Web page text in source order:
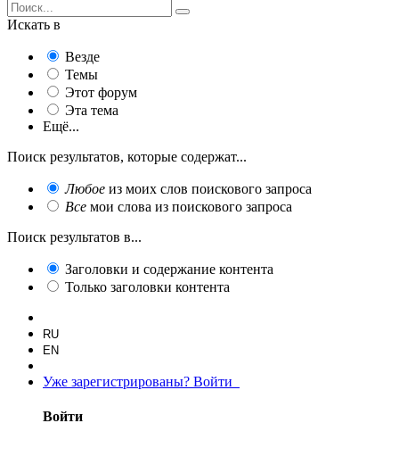
Искать в
Везде
Темы
Этот форум
Эта тема
Ещё...
Поиск результатов, которые содержат...
Любое из моих слов поискового запроса
Все мои слова из поискового запроса
Поиск результатов в...
Заголовки и содержание контента
Только заголовки контента
RU
EN
Уже зарегистрированы? Войти
Войти